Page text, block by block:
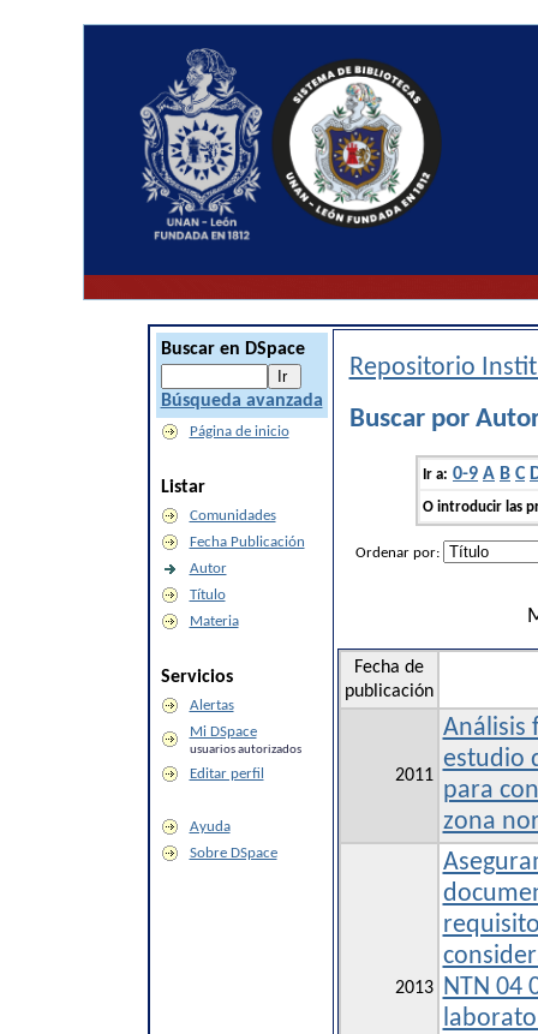
Buscar en DSpace
Búsqueda avanzada
Página de inicio
Listar
Comunidades
Fecha Publicación
Autor
Título
Materia
Servicios
Alertas
Mi DSpace
usuarios autorizados
Editar perfil
Ayuda
Sobre DSpace
Repositorio
Buscar por
Ir a: 0-9 A B C
O introducir las
Ordenar por:
Fecha de
publicación
2011
Análisis
estudio
para
zona
2013 NTN 04